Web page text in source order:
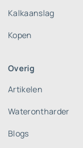
Kalkaanslag
Kopen
Overig
Artikelen
Waterontharder
Blogs